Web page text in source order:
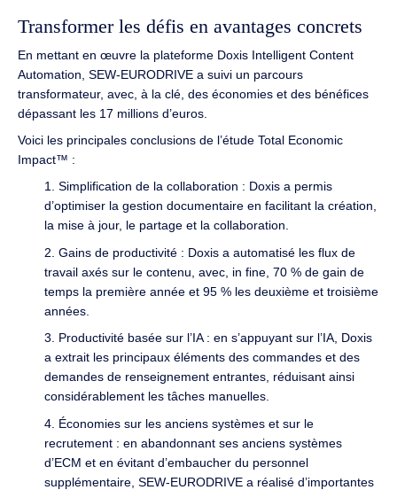
Transformer les défis en avantages concrets
En mettant en œuvre la plateforme Doxis Intelligent Content
Automation, SEW-EURODRIVE a suivi un parcours
transformateur, avec, à la clé, des économies et des bénéfices
dépassant les 17 millions d’euros.
Voici les principales conclusions de l’étude Total Economic
Impact™ :
1. Simplification de la collaboration : Doxis a permis
d’optimiser la gestion documentaire en facilitant la création,
la mise à jour, le partage et la collaboration.
2. Gains de productivité : Doxis a automatisé les flux de
travail axés sur le contenu, avec, in fine, 70 % de gain de
temps la première année et 95 % les deuxième et troisième
années.
3. Productivité basée sur l’IA : en s’appuyant sur l’IA, Doxis
a extrait les principaux éléments des commandes et des
demandes de renseignement entrantes, réduisant ainsi
considérablement les tâches manuelles.
4. Économies sur les anciens systèmes et sur le
recrutement : en abandonnant ses anciens systèmes
d’ECM et en évitant d’embaucher du personnel
supplémentaire, SEW-EURODRIVE a réalisé d’importantes